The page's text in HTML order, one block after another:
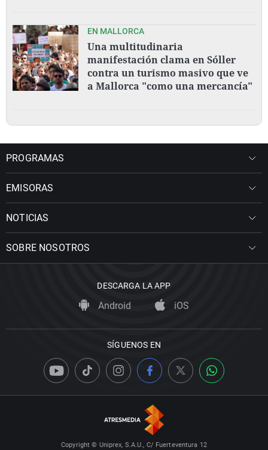
EN MALLORCA
Una multitudinaria
manifestación clama en Sóller
contra un turismo masivo que ve
a Mallorca "como una mercancía"
PROGRAMAS
EMISORAS
NOTICIAS
SOBRE NOSOTROS
DESCARGA LA APP
Android iOS
SÍGUENOS EN
Copyright © Uniprex, S.A.U., C/ Fuerteventura 12